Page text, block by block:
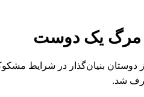
مرگ یک دوست
سال ۲۰۱۵ نیز یکی از دوستان بنیان‌گذار در
شد.